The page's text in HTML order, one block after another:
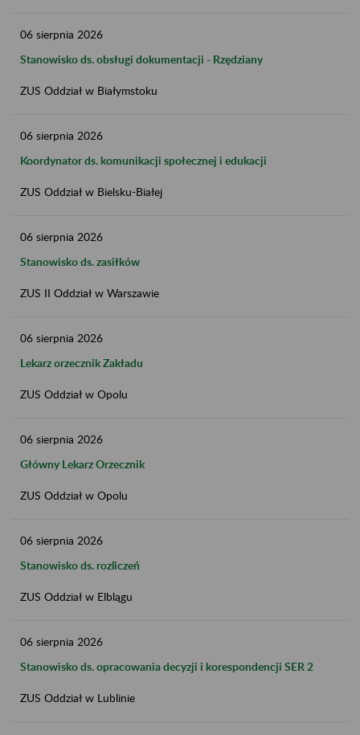
06 sierpnia 2026
Stanowisko ds. obsługi dokumentacji - Rzędziany
ZUS Oddział w Białymstoku
06 sierpnia 2026
Koordynator ds. komunikacji społecznej i edukacji
ZUS Oddział w Bielsku-Białej
06 sierpnia 2026
Stanowisko ds. zasiłków
ZUS II Oddział w Warszawie
06 sierpnia 2026
Lekarz orzecznik Zakładu
ZUS Oddział w Opolu
06 sierpnia 2026
Główny Lekarz Orzecznik
ZUS Oddział w Opolu
06 sierpnia 2026
Stanowisko ds. rozliczeń
ZUS Oddział w Elblągu
06 sierpnia 2026
Stanowisko ds. opracowania decyzji i korespondencji SER 2
ZUS Oddział w Lublinie